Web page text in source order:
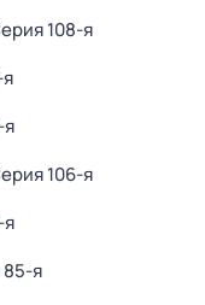
108-я
106-я
85-я